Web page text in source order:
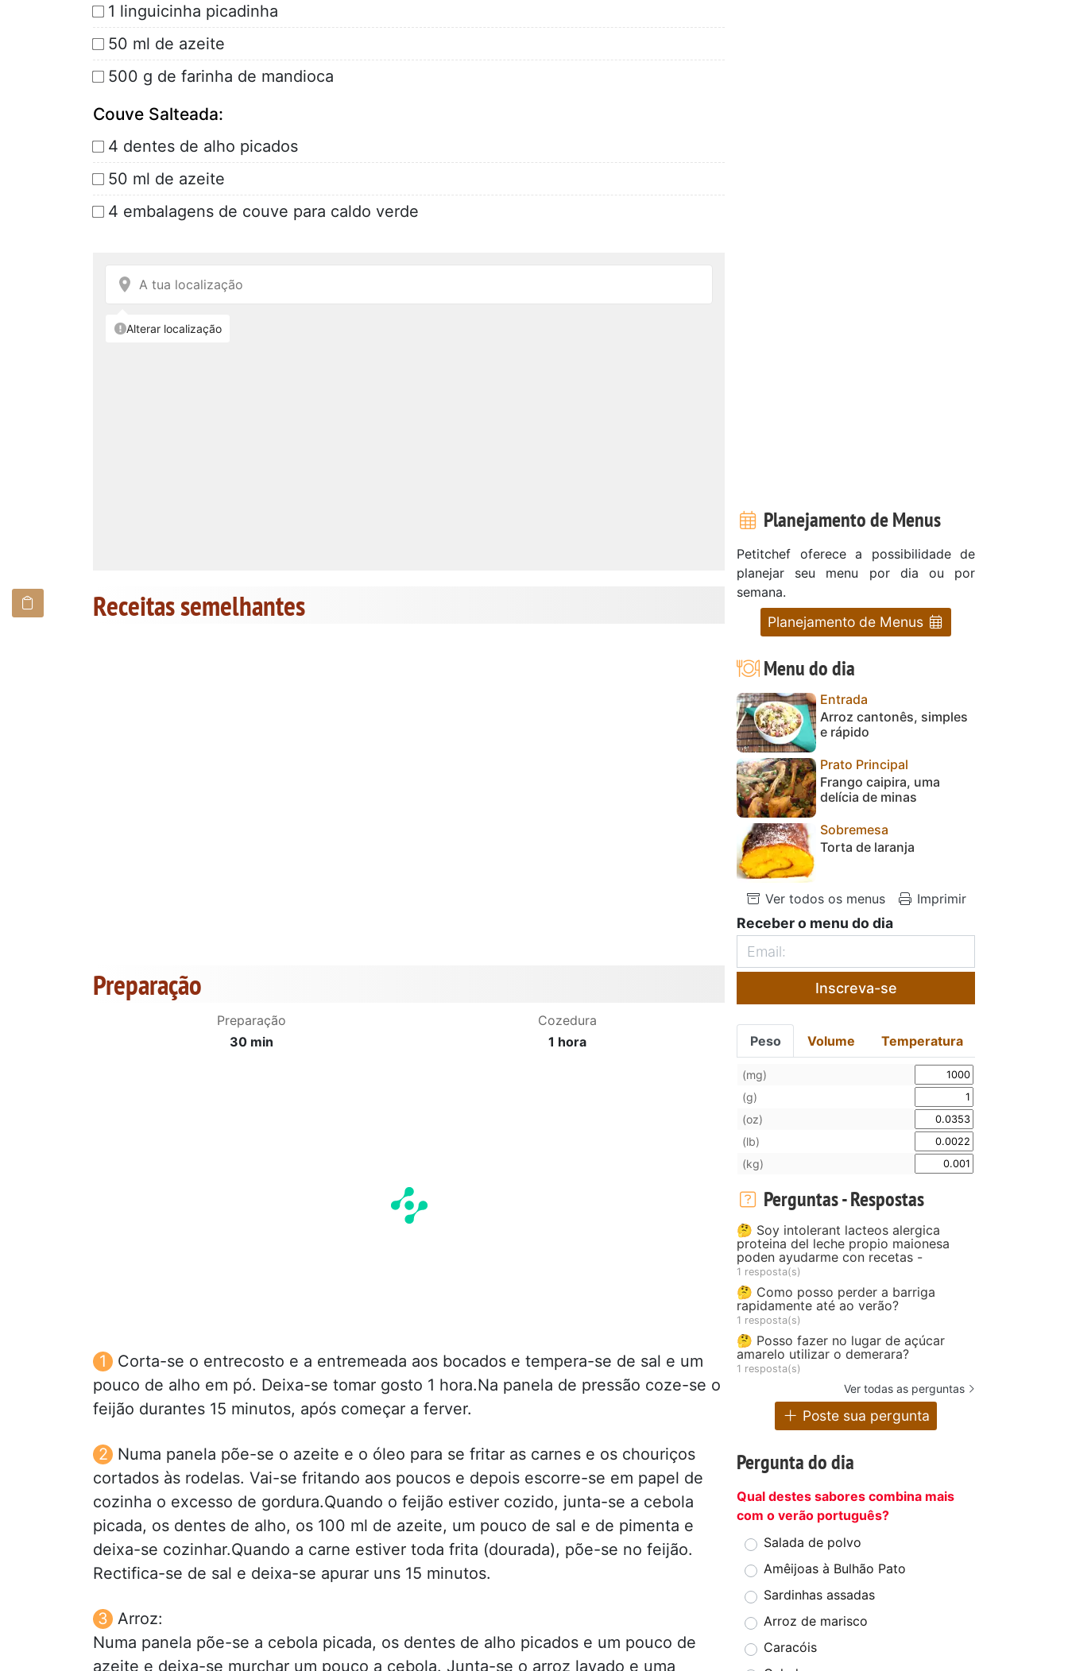
1 linguicinha picadinha
50 ml de azeite
500 g de farinha de mandioca
Couve Salteada:
4 dentes de alho picados
50 ml de azeite
4 embalagens de couve para caldo verde
Receitas semelhantes
Preparação
Preparação
30 min
Cozedura
1 hora
Corta-se o entrecosto e a entremeada aos bocados e tempera-se de sal e um
pouco de alho em pó. Deixa-se tomar gosto 1 hora.Na panela de pressão coze-se o
feijão durantes 15 minutos, após começar a ferver.
Numa panela põe-se o azeite e o óleo para se fritar as carnes e os chouriços
cortados às rodelas. Vai-se fritando aos poucos e depois escorre-se em papel de
cozinha o excesso de gordura.Quando o feijão estiver cozido, junta-se a cebola
picada, os dentes de alho, os 100 ml de azeite, um pouco de sal e de pimenta e
deixa-se cozinhar.Quando a carne estiver toda frita (dourada), põe-se no feijão.
Rectifica-se de sal e deixa-se apurar uns 15 minutos.
Arroz:
Numa panela põe-se a cebola picada, os dentes de alho picados e um pouco de
azeite e deixa-se murchar um pouco a cebola. Junta-se o arroz lavado e uma
Planejamento de Menus
Petitchef oferece a possibilidade de
planejar seu menu por dia ou por
semana.
Planejamento de Menus
Menu do dia
Entrada
Arroz cantonês, simples
e rápido
Prato Principal
Frango caipira, uma
delícia de minas
Sobremesa
Torta de laranja
Ver todos os menus Imprimir
Receber o menu do dia
Inscreva-se
Peso Volume Temperatura
(mg)
(g)
(oz)
(lb)
(kg)
Perguntas - Respostas
🤔 Soy intolerant lacteos alergica
proteina del leche propio maionesa
poden ayudarme con recetas -
1 resposta(s)
🤔 Como posso perder a barriga
rapidamente até ao verão?
1 resposta(s)
🤔 Posso fazer no lugar de açúcar
amarelo utilizar o demerara?
1 resposta(s)
Ver todas as perguntas
Poste sua pergunta
Pergunta do dia
Qual destes sabores combina mais
com o verão português?
Salada de polvo
Amêijoas à Bulhão Pato
Sardinhas assadas
Arroz de marisco
Caracóis